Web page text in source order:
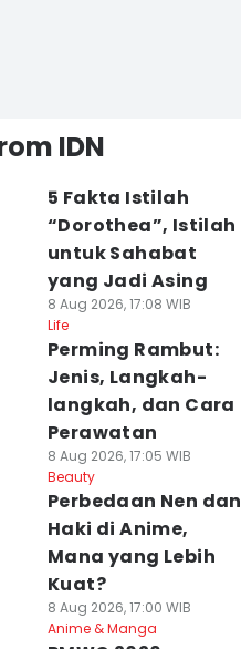
IDN
5 Fakta Istilah
“Dorothea”, Istilah
untuk Sahabat
yang Jadi Asing
8 Aug 2026, 17:08 WIB
Life
Perming Rambut:
Jenis, Langkah-
langkah, dan Cara
Perawatan
8 Aug 2026, 17:05 WIB
Beauty
Perbedaan Nen dan
Haki di Anime,
Mana yang Lebih
Kuat?
8 Aug 2026, 17:00 WIB
Anime & Manga